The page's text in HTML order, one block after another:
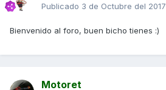
Publicado 3 de Octubre del 2017
Bienvenido al foro, buen bicho tienes :)
Motoret